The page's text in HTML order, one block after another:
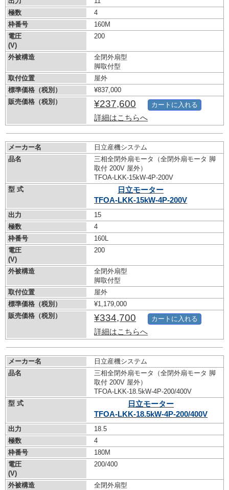
極数
4
枠番号
160M
電圧
(V)
200
外被構造
全閉外扇型
脚取付型
取付位置
屋外
標準価格（税別）
¥837,000
販売価格（税別）
¥237,600
詳細はこちらへ
カートに入れる
メーカー名
日立産機システム
品名
三相全閉外扇モータ（全閉外扇モータ 脚
取付 200V 屋外）
TFOA-LKK-15kW-4P-200V
型 式
日立モーター
TFOA-LKK-15kW-4P-200V
出力
15
極数
4
枠番号
160L
電圧
(V)
200
外被構造
全閉外扇型
脚取付型
取付位置
屋外
標準価格（税別）
¥1,179,000
販売価格（税別）
¥334,700
詳細はこちらへ
カートに入れる
メーカー名
日立産機システム
品名
三相全閉外扇モータ（全閉外扇モータ 脚
取付 200V 屋外）
TFOA-LKK-18.5kW-4P-200/400V
型 式
日立モーター
TFOA-LKK-18.5kW-4P-200/400V
出力
18.5
極数
4
枠番号
180M
電圧
(V)
200/400
外被構造
全閉外扇型